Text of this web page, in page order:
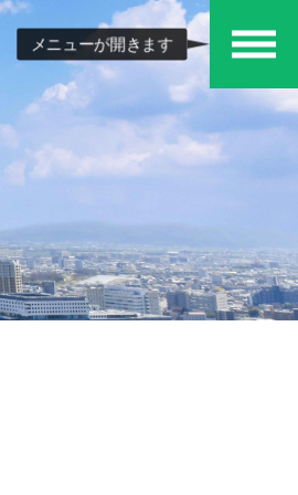
メニューが開きます
メ
ニュ